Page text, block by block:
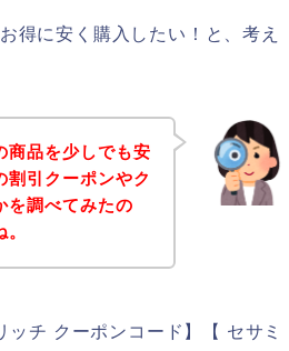
得に安く購入したい！と、考え
商品を少しでも安
割引クーポンやク
を調べてみたの
チ クーポンコード】【 セサミ